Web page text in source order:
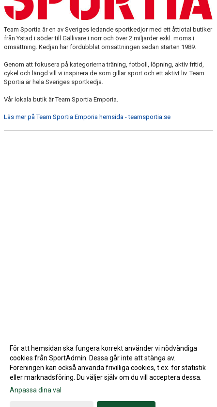
Team Sportia är en av Sveriges ledande sportkedjor med ett åttiotal butiker
från Ystad i söder till Gällivare i norr och över 2 miljarder exkl. moms i
omsättning. Kedjan har fördubblat omsättningen sedan starten 1989.
Genom att fokusera på kategorierna träning, fotboll, löpning, aktiv fritid,
cykel och längd vill vi inspirera de som gillar sport och ett aktivt liv. Team
Sportia är hela Sveriges sportkedja.
Vår lokala butik är Team Sportia Emporia.
Läs mer på Team Sportia Emporia hemsida - teamsportia.se
Gå till Webbversion
För att hemsidan ska fungera korrekt använder vi nödvändiga
cookies från SportAdmin. Dessa går inte att stänga av.
Föreningen kan också använda frivilliga cookies, t.ex. för statistik
eller marknadsföring. Du väljer själv om du vill acceptera dessa.
Anpassa dina val